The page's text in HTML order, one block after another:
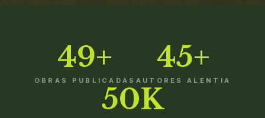
49+
OBRAS PUBLICADAS
45+
AUTORES ALENTIA
50K